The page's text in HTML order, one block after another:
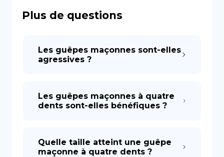
Plus de questions
Les guêpes maçonnes sont-elles
agressives ?
Les guêpes maçonnes à quatre
dents sont-elles bénéfiques ?
Quelle taille atteint une guêpe
maçonne à quatre dents ?